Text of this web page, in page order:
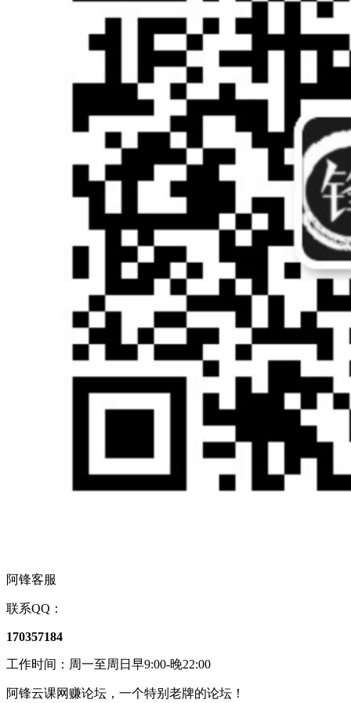
阿锋客服
联系QQ：
170357184
工作时间：周一至周日早9:00-晚22:00
阿锋云课网赚论坛，一个特别老牌的论坛！